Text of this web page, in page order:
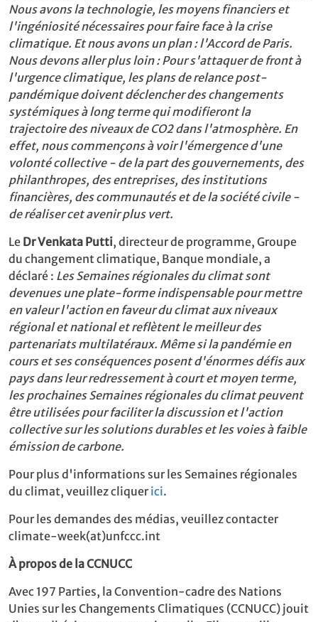
Nous avons la technologie, les moyens financiers et
l'ingéniosité nécessaires pour faire face à la crise
climatique. Et nous avons un plan : l'Accord de Paris.
Nous devons aller plus loin : Pour s'attaquer de front à
l'urgence climatique, les plans de relance post-
pandémique doivent déclencher des changements
systémiques à long terme qui modifieront la
trajectoire des niveaux de CO2 dans l'atmosphère. En
effet, nous commençons à voir l'émergence d'une
volonté collective - de la part des gouvernements, des
philanthropes, des entreprises, des institutions
financières, des communautés et de la société civile -
de réaliser cet avenir plus vert.
Le Dr Venkata Putti, directeur de programme, Groupe
du changement climatique, Banque mondiale, a
déclaré : Les Semaines régionales du climat sont
devenues une plate-forme indispensable pour mettre
en valeur l'action en faveur du climat aux niveaux
régional et national et reflètent le meilleur des
partenariats multilatéraux. Même si la pandémie en
cours et ses conséquences posent d'énormes défis aux
pays dans leur redressement à court et moyen terme,
les prochaines Semaines régionales du climat peuvent
être utilisées pour faciliter la discussion et l'action
collective sur les solutions durables et les voies à faible
émission de carbone.
Pour plus d'informations sur les Semaines régionales
du climat, veuillez cliquerici.
Pour les demandes des médias, veuillez contacter
climate-week(at)unfccc.int
À propos de la CCNUCC
Avec 197 Parties, la Convention-cadre des Nations
Unies sur les Changements Climatiques (CCNUCC) jouit